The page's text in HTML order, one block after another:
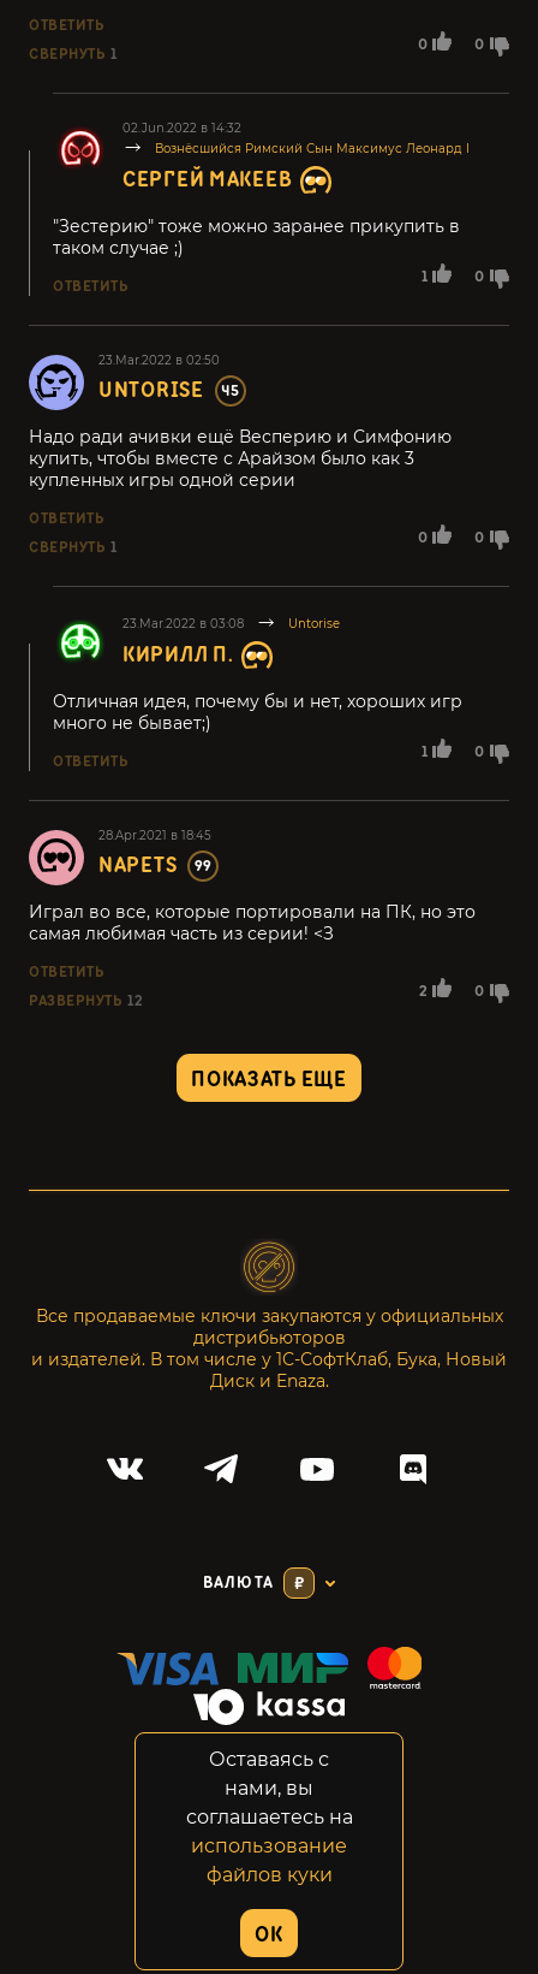
0 0
ОТВЕТИТЬ
СВЕРНУТЬ 1
02.Jun.2022 в 14:32
Вознёсшийся Римский Сын Максимус Леонард I
СЕРГЕЙ МАКЕЕВ
1 0
"Зестерию" тоже можно заранее прикупить в
таком случае ;)
ОТВЕТИТЬ
23.Mar.2022 в 02:50
UNTORISE 45
0 0
Надо ради ачивки ещё Весперию и Симфонию
купить, чтобы вместе с Арайзом было как 3
купленных игры одной серии
ОТВЕТИТЬ
СВЕРНУТЬ 1
23.Mar.2022 в 03:08 Untorise
КИРИЛЛ П.
1 0
Отличная идея, почему бы и нет, хороших игр
много не бывает;)
ОТВЕТИТЬ
28.Apr.2021 в 18:45
NAPETS 99
2 0
Играл во все, которые портировали на ПК, но это
самая любимая часть из серии! <З
ОТВЕТИТЬ
РАЗВЕРНУТЬ 12
ПОКАЗАТЬ ЕЩЕ
Все продаваемые ключи закупаются у официальных
дистрибьюторов
и издателей. В том числе у 1С-СофтКлаб, Бука, Новый
Диск и Enaza.
ВАЛЮТА ₽
Конфиденциальность
Возвраты
Правовая информация
© 2014-2026 GabeStore
ADN Digital Studio
Оставаясь с
нами, вы
соглашаетесь на
использование
файлов куки
OK